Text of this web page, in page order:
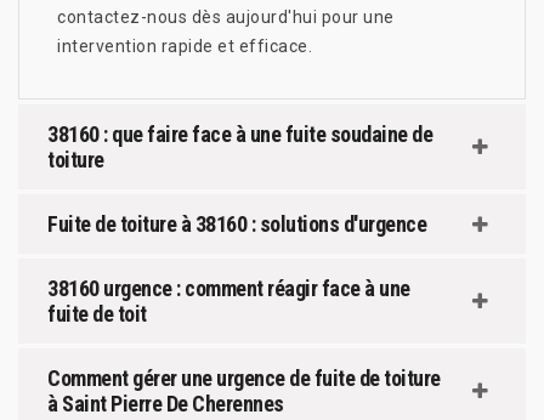
contactez-nous dès aujourd'hui pour une
intervention rapide et efficace.
38160 : que faire face à une fuite soudaine de
toiture
Fuite de toiture à 38160 : solutions d'urgence
38160 urgence : comment réagir face à une
fuite de toit
Comment gérer une urgence de fuite de toiture
à Saint Pierre De Cherennes